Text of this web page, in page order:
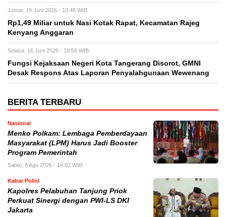
Jumat, 19 Juni 2026 - 18:48 WIB
Rp1,49 Miliar untuk Nasi Kotak Rapat, Kecamatan Rajeg
Kenyang Anggaran
Selasa, 16 Juni 2026 - 19:59 WIB
Fungsi Kejaksaan Negeri Kota Tangerang Disorot, GMNI
Desak Respons Atas Laporan Penyalahgunaan Wewenang
BERITA TERBARU
Nasional
Menko Polkam: Lembaga Pemberdayaan
Masyarakat (LPM) Harus Jadi Booster
Program Pemerintah
Sabtu, 8 Agu 2026 - 14:02 WIB
Kabar Polisi
Kapolres Pelabuhan Tanjung Priok
Perkuat Sinergi dengan PWI-LS DKI
Jakarta